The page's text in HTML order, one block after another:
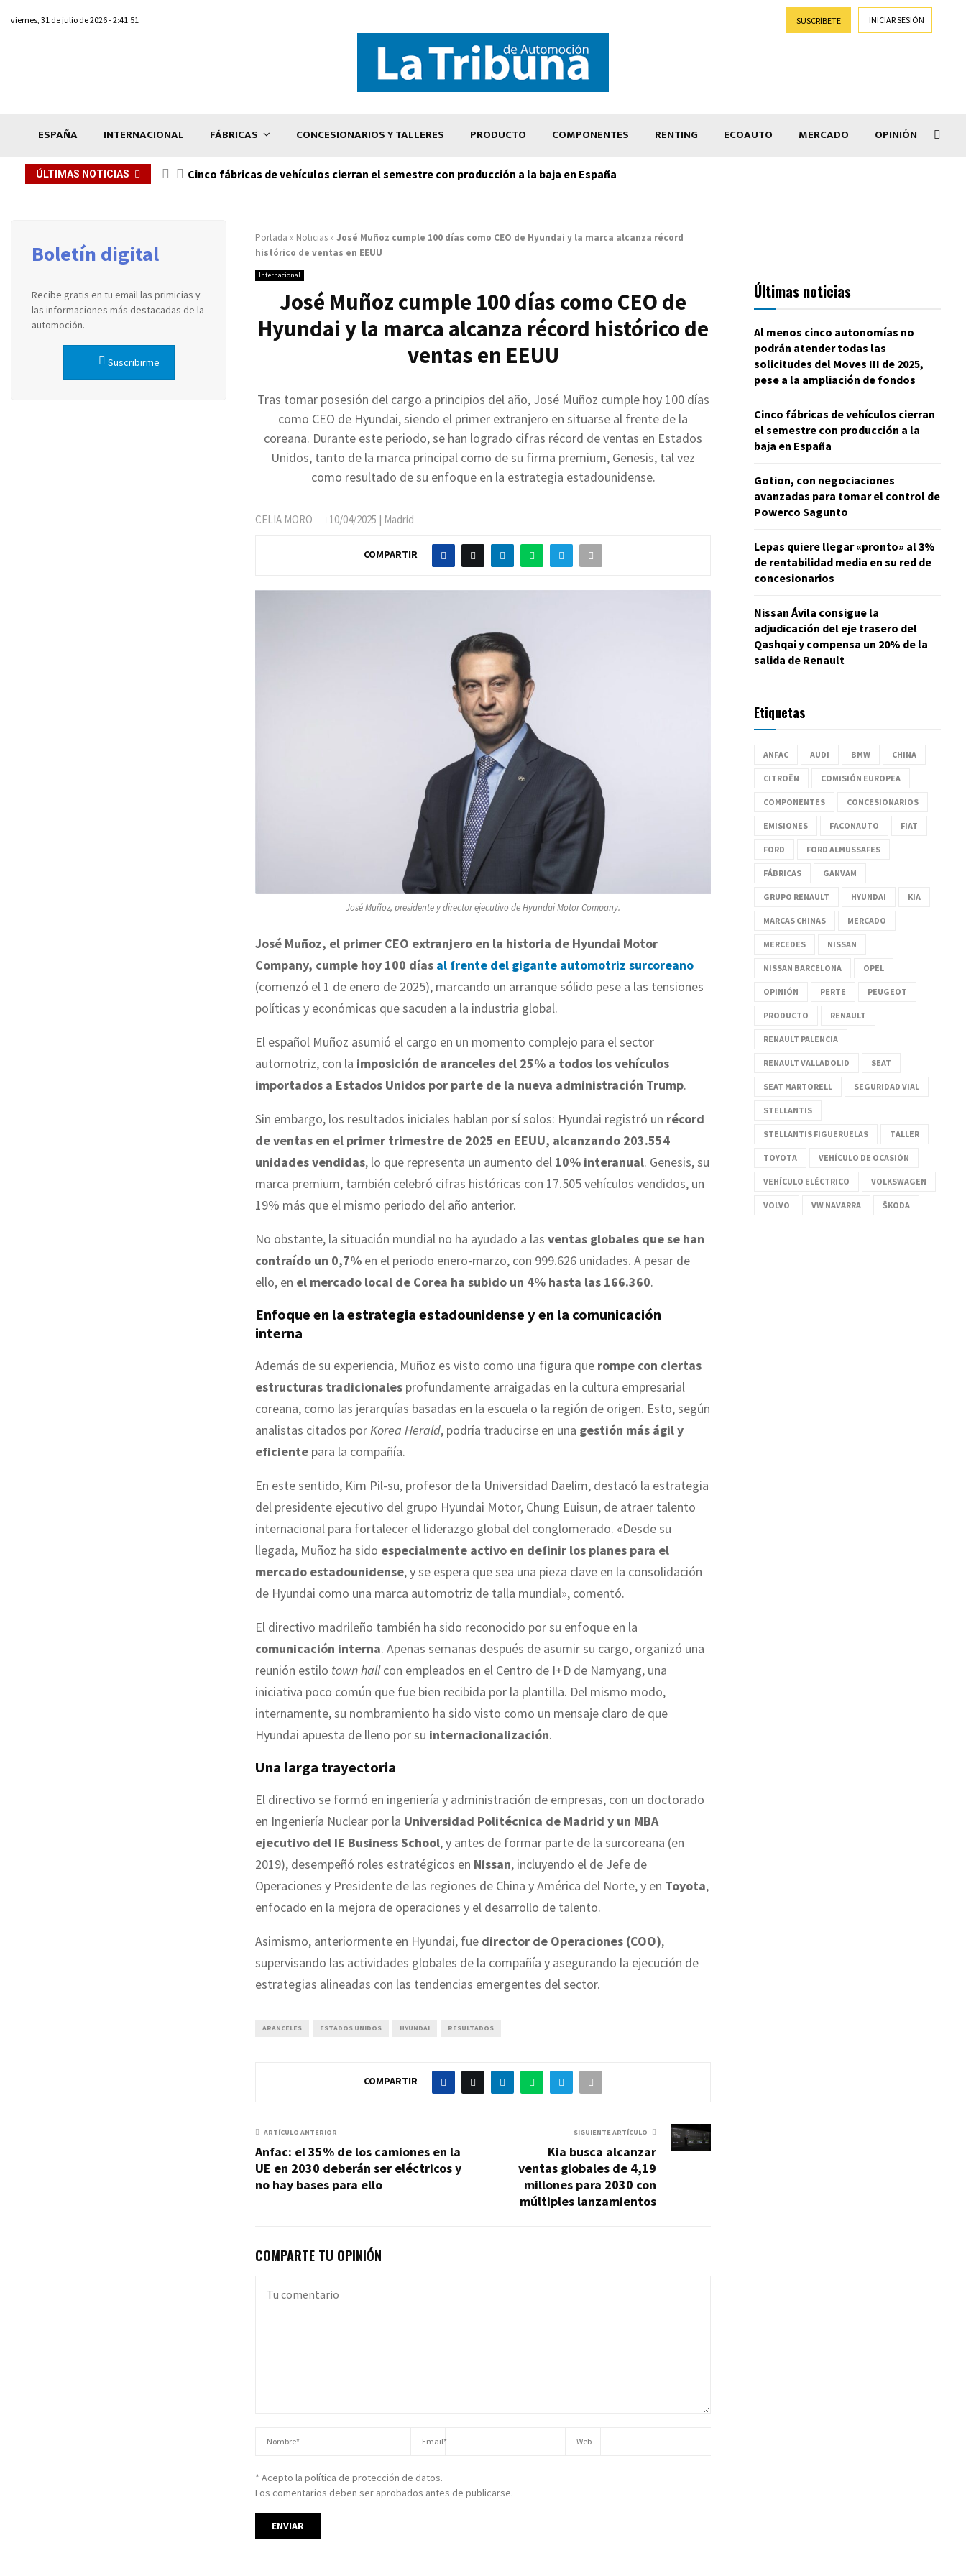
viernes, 31 de julio de 2026 - 2:41:51 SUSCRÍBETE INICIAR SESIÓN
ESPAÑA INTERNACIONAL FÁBRICAS CONCESIONARIOS Y TALLERES PRODUCTO COMPONENTES RENTING ECOAUTO MERCADO OPINIÓN
ÚLTIMAS NOTICIAS Cinco fábricas de vehículos cierran el semestre con producción a la baja en España
Portada » Noticias » José Muñoz cumple 100 días como CEO de Hyundai y la marca alcanza récord
histórico de ventas en EEUU
Internacional
José Muñoz cumple 100 días como CEO de
Hyundai y la marca alcanza récord histórico de
ventas en EEUU
Tras tomar posesión del cargo a principios del año, José Muñoz cumple hoy 100 días
como CEO de Hyundai, siendo el primer extranjero en situarse al frente de la
coreana. Durante este periodo, se han logrado cifras récord de ventas en Estados
Unidos, tanto de la marca principal como de su firma premium, Genesis, tal vez
como resultado de su enfoque en la estrategia estadounidense.
CELIA MORO 10/04/2025 | Madrid
COMPARTIR
José Muñoz, presidente y director ejecutivo de Hyundai Motor Company.
José Muñoz, el primer CEO extranjero en la historia de Hyundai Motor
Company, cumple hoy 100 días al frente del gigante automotriz surcoreano
(comenzó el 1 de enero de 2025), marcando un arranque sólido pese a las tensiones
políticas y económicas que sacuden a la industria global.
El español Muñoz asumió el cargo en un momento complejo para el sector
automotriz, con la imposición de aranceles del 25% a todos los vehículos
importados a Estados Unidos por parte de la nueva administración Trump.
Sin embargo, los resultados iniciales hablan por sí solos: Hyundai registró un récord
de ventas en el primer trimestre de 2025 en EEUU, alcanzando 203.554
unidades vendidas, lo que representa un aumento del 10% interanual. Genesis, su
marca premium, también celebró cifras históricas con 17.505 vehículos vendidos, un
19% más que el mismo periodo del año anterior.
No obstante, la situación mundial no ha ayudado a las ventas globales que se han
contraído un 0,7% en el periodo enero-marzo, con 999.626 unidades. A pesar de
ello, en el mercado local de Corea ha subido un 4% hasta las 166.360.
Enfoque en la estrategia estadounidense y en la comunicación
interna
Además de su experiencia, Muñoz es visto como una figura que rompe con ciertas
estructuras tradicionales profundamente arraigadas en la cultura empresarial
coreana, como las jerarquías basadas en la escuela o la región de origen. Esto, según
analistas citados por Korea Herald, podría traducirse en una gestión más ágil y
eficiente para la compañía.
En este sentido, Kim Pil-su, profesor de la Universidad Daelim, destacó la estrategia
del presidente ejecutivo del grupo Hyundai Motor, Chung Euisun, de atraer talento
internacional para fortalecer el liderazgo global del conglomerado. «Desde su
llegada, Muñoz ha sido especialmente activo en definir los planes para el
mercado estadounidense, y se espera que sea una pieza clave en la consolidación
de Hyundai como una marca automotriz de talla mundial», comentó.
El directivo madrileño también ha sido reconocido por su enfoque en la
comunicación interna. Apenas semanas después de asumir su cargo, organizó una
reunión estilo town hallcon empleados en el Centro de I+D de Namyang, una
iniciativa poco común que fue bien recibida por la plantilla. Del mismo modo,
internamente, su nombramiento ha sido visto como un mensaje claro de que
Hyundai apuesta de lleno por su internacionalización.
Una larga trayectoria
El directivo se formó en ingeniería y administración de empresas, con un doctorado
en Ingeniería Nuclear por la Universidad Politécnica de Madrid y un MBA
ejecutivo del IE Business School, y antes de formar parte de la surcoreana (en
2019), desempeñó roles estratégicos en Nissan, incluyendo el de Jefe de
Operaciones y Presidente de las regiones de China y América del Norte, y en Toyota,
enfocado en la mejora de operaciones y el desarrollo de talento.
Asimismo, anteriormente en Hyundai, fue director de Operaciones (COO),
supervisando las actividades globales de la compañía y asegurando la ejecución de
estrategias alineadas con las tendencias emergentes del sector.
ARANCELES ESTADOS UNIDOS HYUNDAI RESULTADOS
COMPARTIR
ARTÍCULO ANTERIOR
Anfac: el 35% de los camiones en la
UE en 2030 deberán ser eléctricos y
no hay bases para ello
SIGUIENTE ARTÍCULO
Kia busca alcanzar
ventas globales de 4,19
millones para 2030 con
múltiples lanzamientos
COMPARTE TU OPINIÓN
* Acepto la política de protección de datos.
Los comentarios deben ser aprobados antes de publicarse.
Boletín digital
Recibe gratis en tu email las primicias y
las informaciones más destacadas de la
automoción.
Suscribirme
Últimas noticias
Al menos cinco autonomías no
podrán atender todas las
solicitudes del Moves III de 2025,
pese a la ampliación de fondos
Cinco fábricas de vehículos cierran
el semestre con producción a la
baja en España
Gotion, con negociaciones
avanzadas para tomar el control de
Powerco Sagunto
Lepas quiere llegar «pronto» al 3%
de rentabilidad media en su red de
concesionarios
Nissan Ávila consigue la
adjudicación del eje trasero del
Qashqai y compensa un 20% de la
salida de Renault
Etiquetas
ANFAC AUDI BMW CHINA
CITROËN COMISIÓN EUROPEA
COMPONENTES CONCESIONARIOS
EMISIONES FACONAUTO FIAT
FORD FORD ALMUSSAFES
FÁBRICAS GANVAM
GRUPO RENAULT HYUNDAI KIA
MARCAS CHINAS MERCADO
MERCEDES NISSAN
NISSAN BARCELONA OPEL
OPINIÓN PERTE PEUGEOT
PRODUCTO RENAULT
RENAULT PALENCIA
RENAULT VALLADOLID SEAT
SEAT MARTORELL SEGURIDAD VIAL
STELLANTIS
STELLANTIS FIGUERUELAS TALLER
TOYOTA VEHÍCULO DE OCASIÓN
VEHÍCULO ELÉCTRICO VOLKSWAGEN
VOLVO VW NAVARRA ŠKODA